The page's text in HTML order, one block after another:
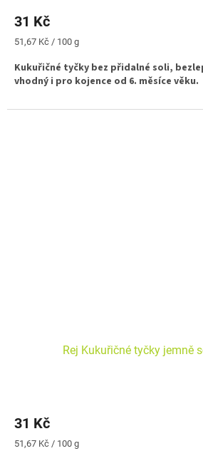
31 Kč
Měrná
51,67 Kč / 100 g
Kukuřičné tyčky bez přidalné soli,
vhodný i pro kojence od 6. měsíce věku.
Rej Kukuřičné tyčky jemně
31 Kč
Měrná
51,67 Kč / 100 g